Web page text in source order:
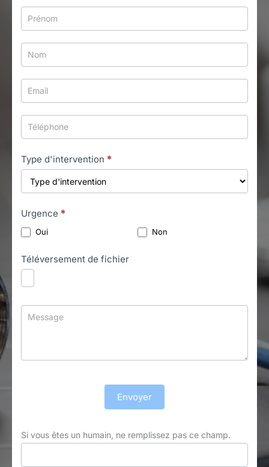
Formulaire
simple
avec
téléphone
Type d'intervention *
Urgence *
Oui Non
Téléversement de fichier
Envoyer
Si vous êtes un humain, ne remplissez pas ce champ.